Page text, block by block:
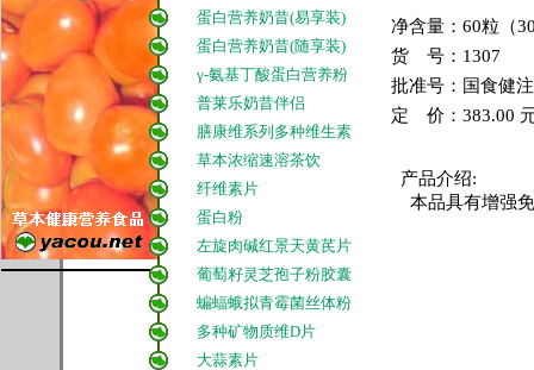
蛋白营养奶昔(易享装)
蛋白营养奶昔(随享装)
γ-氨基丁酸蛋白营养粉
普莱乐奶昔伴侣
膳康维系列多种维生素
草本浓缩速溶茶饮
纤维素片
蛋白粉
左旋肉碱红景天黄芪片
葡萄籽灵芝孢子粉胶囊
蝙蝠蛾拟青霉菌丝体粉
多种矿物质维D片
大蒜素片
净含量：60粒（
货 号：1307
批准号：国食健
定 价：383.00
产品介绍:
本品具有增强